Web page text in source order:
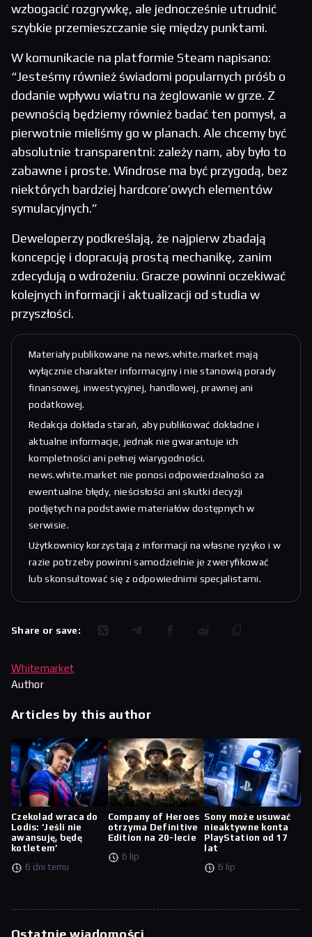
wzbogacić rozgrywkę, ale jednocześnie utrudnić
szybkie przemieszczanie się między punktami.
W komunikacie na platformie Steam napisano:
“Jesteśmy również świadomi popularnych próśb o
dodanie wpływu wiatru na żeglowanie w grze. Z
pewnością będziemy również badać ten pomysł, a
pierwotnie mieliśmy go w planach. Ale chcemy być
absolutnie transparentni: zależy nam, aby było to
zabawne i proste. Windrose ma być przygodą, bez
niektórych bardziej hardcore’owych elementów
symulacyjnych.”
Deweloperzy podkreślają, że najpierw zbadają
koncepcję i dopracują prostą mechanikę, zanim
zdecydują o wdrożeniu. Gracze powinni oczekiwać
kolejnych informacji i aktualizacji od studia w
przyszłości.
Materiały publikowane na news.white.market mają
wyłącznie charakter informacyjny i nie stanowią porady
finansowej, inwestycyjnej, handlowej, prawnej ani
podatkowej.
Redakcja dokłada starań, aby publikować dokładne i
aktualne informacje, jednak nie gwarantuje ich
kompletności ani pełnej wiarygodności.
news.white.market nie ponosi odpowiedzialności za
ewentualne błędy, nieścisłości ani skutki decyzji
podjętych na podstawie materiałów dostępnych w
serwisie.
Użytkownicy korzystają z informacji na własne ryzyko i w
razie potrzeby powinni samodzielnie je zweryfikować
lub skonsultować się z odpowiednimi specjalistami.
Share or save:
Whitemarket
Author
Articles by this author
Czekolad wraca do
Lodis: ‘Jeśli nie
awansuję, będę
kotletem’
6 dni temu
Company of Heroes
otrzyma Definitive
Edition na 20-lecie
6 lip
Sony może usuwać
nieaktywne konta
PlayStation od 17
lat
6 lip
Ostatnie wiadomości